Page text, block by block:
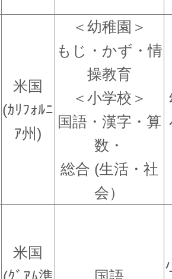
米国
(ｶﾘﾌｫﾙﾆ
ｱ州)
＜幼稚園＞
もじ・かず・情
操教育
＜小学校＞
国語・漢字・算
数・
総合 (生活・社
会）
米国